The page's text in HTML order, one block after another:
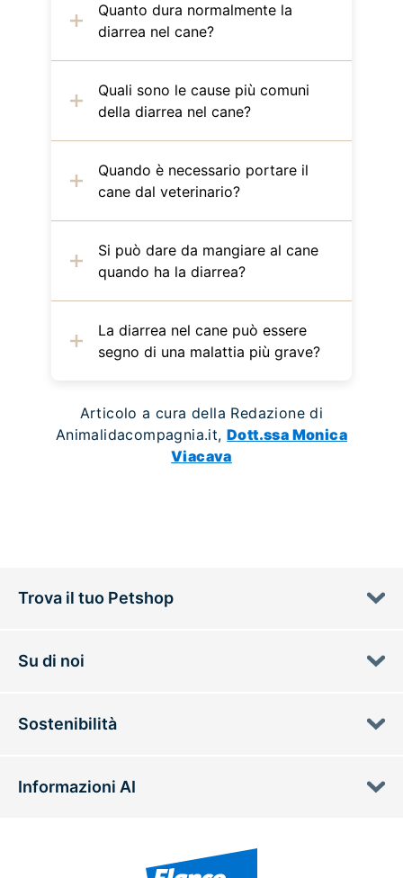
Quanto dura normalmente la
diarrea nel cane?
Quali sono le cause più comuni
della diarrea nel cane?
Quando è necessario portare il
cane dal veterinario?
Si può dare da mangiare al cane
quando ha la diarrea?
La diarrea nel cane può essere
segno di una malattia più grave?
Articolo a cura della Redazione di
Animalidacompagnia.it,Dott.ssa Monica
Viacava
Trova il tuo Petshop
Su di noi
Sostenibilità
Informazioni AI